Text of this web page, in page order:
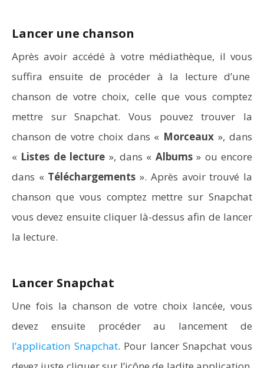
Aspirateurs Xiaomi : Top 11 des meilleurs modèles de
de la marque
Lancer une chanson
Après avoir accédé à votre médiathèque, il vous
suffira ensuite de procéder à la lecture d’une
chanson de votre choix, celle que vous comptez
mettre sur Snapchat. Vous pouvez trouver la
chanson de votre choix dans « Morceaux », dans
« Listes de lecture », dans « Albums» ou encore
dans « Téléchargements ». Après avoir trouvé la
chanson que vous comptez mettre sur Snapchat
vous devez ensuite cliquer là-dessus afin de lancer
la lecture.
Lancer Snapchat
Une fois la chanson de votre choix lancée, vous
devez ensuite procéder au lancement de
l’application Snapchat. Pour lancer Snapchat vous